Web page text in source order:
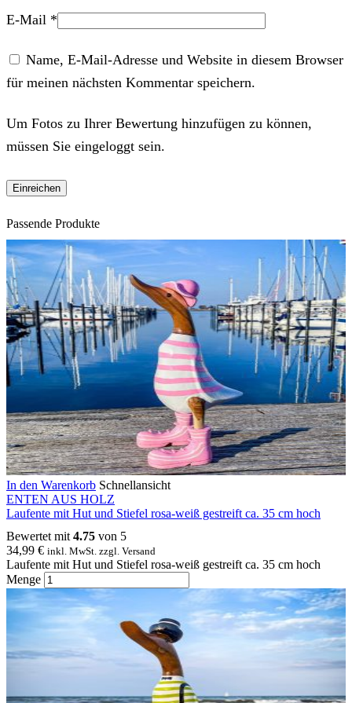
E-Mail *
Name, E-Mail-Adresse und Website in diesem Browser
für meinen nächsten Kommentar speichern.
Um Fotos zu Ihrer Bewertung hinzufügen zu können,
müssen Sie eingeloggt sein.
Passende Produkte
In den Warenkorb Schnellansicht
ENTEN AUS HOLZ
Laufente mit Hut und Stiefel rosa-weiß gestreift ca. 35 cm hoch
Bewertet mit4.75 von 5
34,99 € inkl. MwSt. zzgl. Versand
Laufente mit Hut und Stiefel rosa-weiß gestreift ca. 35 cm hoch
Menge